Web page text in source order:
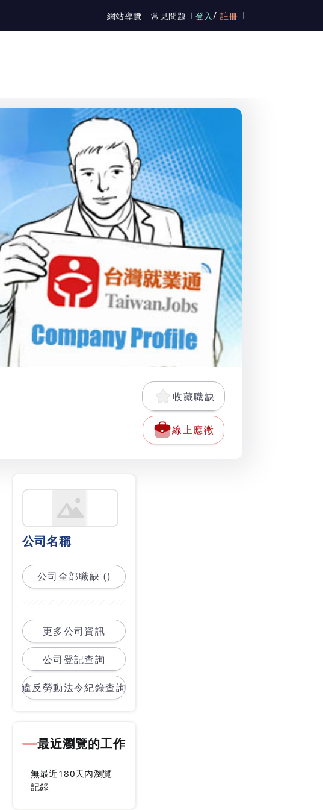
網站導覽 常見問題 登入 / 註冊
收藏職缺
線上應徵
公司名稱
公司全部職缺 ()
更多公司資訊
公司登記查詢
違反勞動法令紀錄查詢
最近瀏覽的工作
無最近180天內瀏覽
記錄